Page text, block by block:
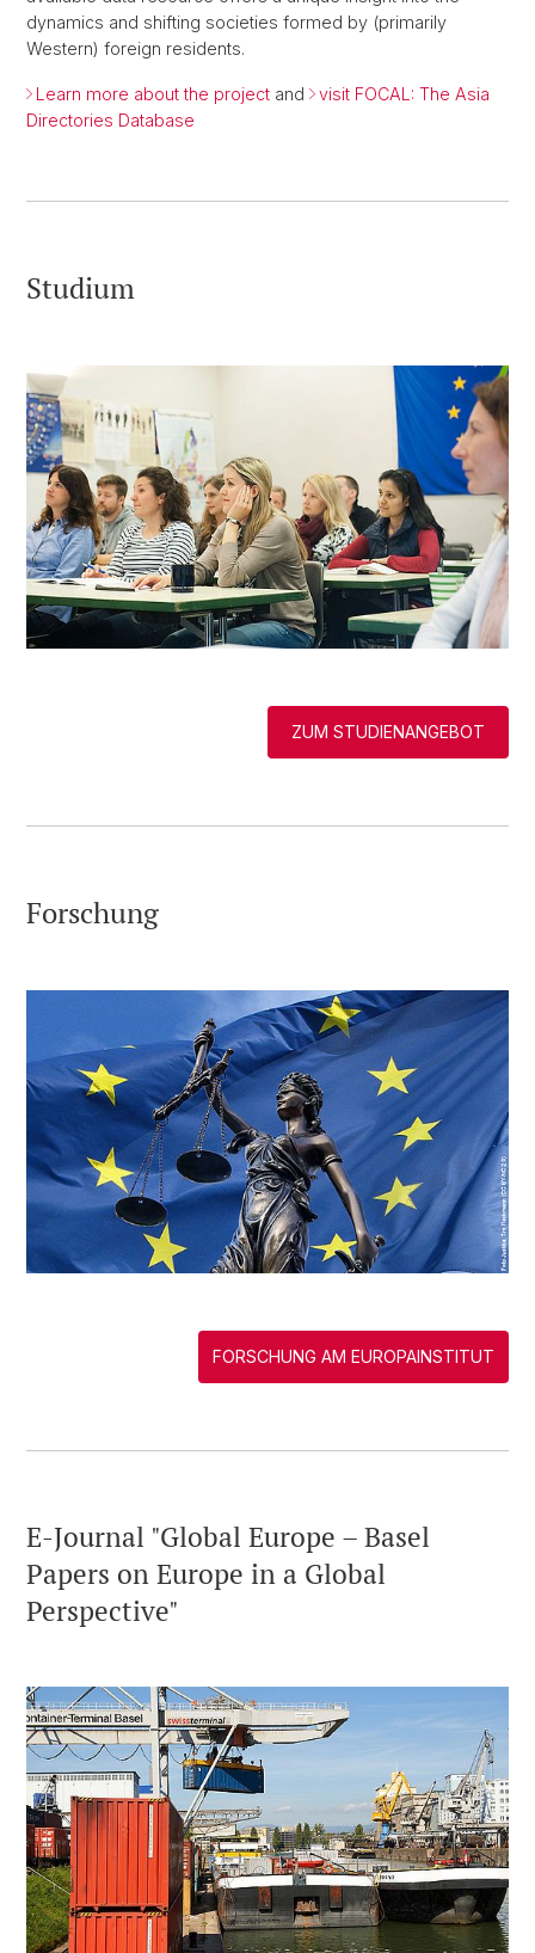
dynamics and shifting societies formed by (primarily
Western) foreign residents.
Learn more about the project and
visit FOCAL: The Asia
Directories Database
Studium
ZUM STUDIENANGEBOT
Forschung
FORSCHUNG AM EUROPAINSTITUT
E-Journal "Global Europe – Basel
Papers on Europe in a Global
Perspective"